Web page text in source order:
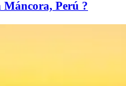
Perú ?